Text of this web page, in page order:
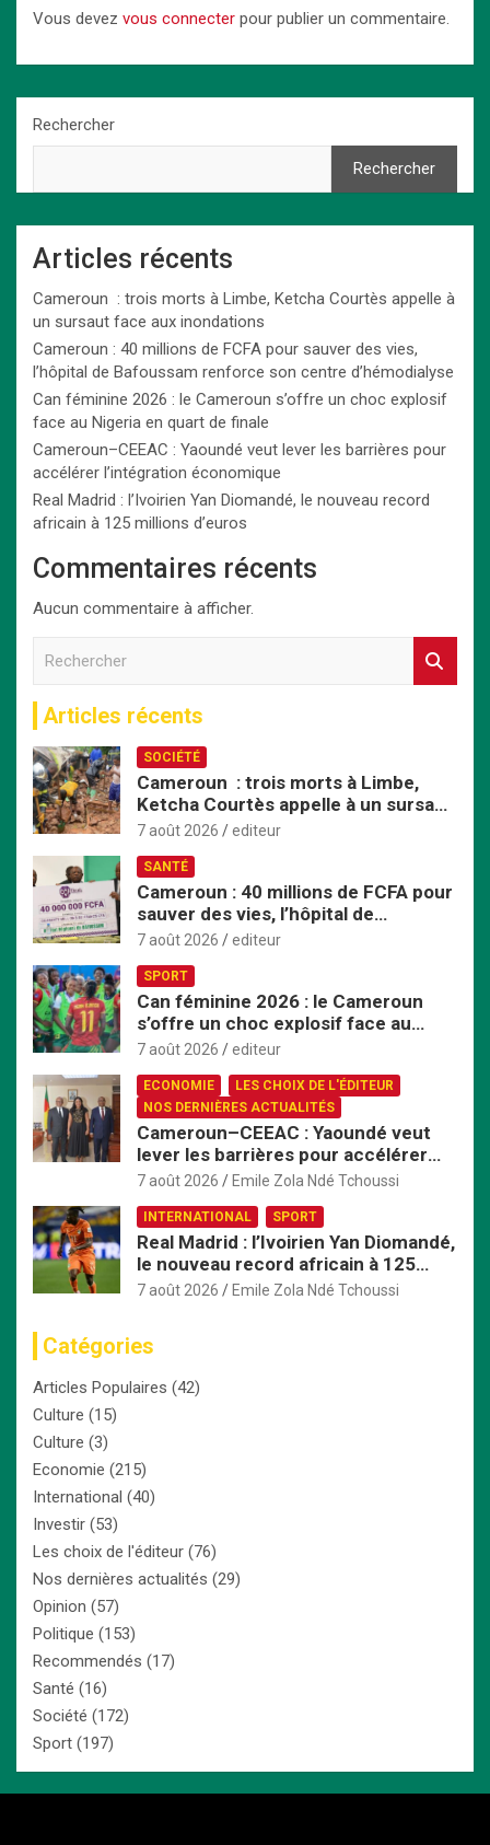
Vous devez vous connecter pour publier un commentaire.
Rechercher
Rechercher
Articles récents
Cameroun : trois morts à Limbe, Ketcha Courtès appelle à
un sursaut face aux inondations
Cameroun : 40 millions de FCFA pour sauver des vies,
l’hôpital de Bafoussam renforce son centre d’hémodialyse
Can féminine 2026 : le Cameroun s’offre un choc explosif
face au Nigeria en quart de finale
Cameroun–CEEAC : Yaoundé veut lever les barrières pour
accélérer l’intégration économique
Real Madrid : l’Ivoirien Yan Diomandé, le nouveau record
africain à 125 millions d’euros
Commentaires récents
Aucun commentaire à afficher.
r
c
h
e
r
Articles récents
SOCIÉTÉ
Cameroun : trois morts à Limbe,
Ketcha Courtès appelle à un sursaut
face aux inondations
7 août 2026 editeur
SANTÉ
Cameroun : 40 millions de FCFA pour
sauver des vies, l’hôpital de
Bafoussam renforce son centre
7 août 2026 editeur
SPORT
Can féminine 2026 : le Cameroun
s’offre un choc explosif face au
Nigeria en quart de finale
7 août 2026 editeur
ECONOMIE
LES CHOIX DE L'ÉDITEUR
NOS DERNIÈRES ACTUALITÉS
Cameroun–CEEAC : Yaoundé veut
lever les barrières pour accélérer
l’intégration économique
7 août 2026 Emile Zola Ndé Tchoussi
INTERNATIONAL SPORT
Real Madrid : l’Ivoirien Yan Diomandé,
le nouveau record africain à 125
millions d’euros
7 août 2026 Emile Zola Ndé Tchoussi
Catégories
Articles Populaires (42)
Culture (15)
Culture (3)
Economie (215)
International (40)
Investir (53)
Les choix de l'éditeur (76)
Nos dernières actualités (29)
Opinion (57)
Politique (153)
Recommendés (17)
Santé (16)
Société (172)
Sport (197)